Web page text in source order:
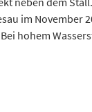
im
hohem